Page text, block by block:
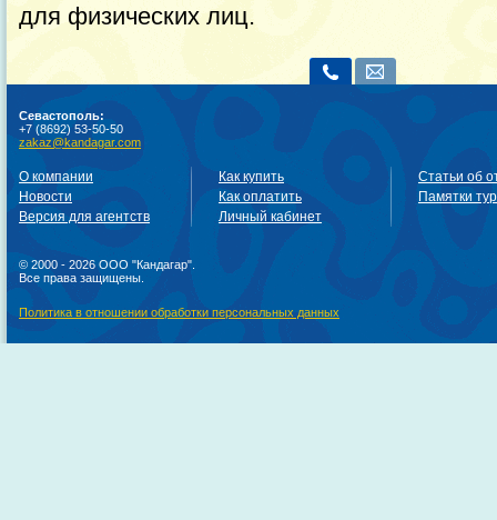
для физических лиц.
Севастополь:
+7 (8692) 53-50-50
zakaz@kandagar.com
О компании
Новости
Версия для агентств
Как купить
Как оплатить
Личный кабинет
Статьи об
Памятки
© 2000 - 2026 ООО "Кандагар".
Все права защищены.
Политика в отношении обработки персональных данных